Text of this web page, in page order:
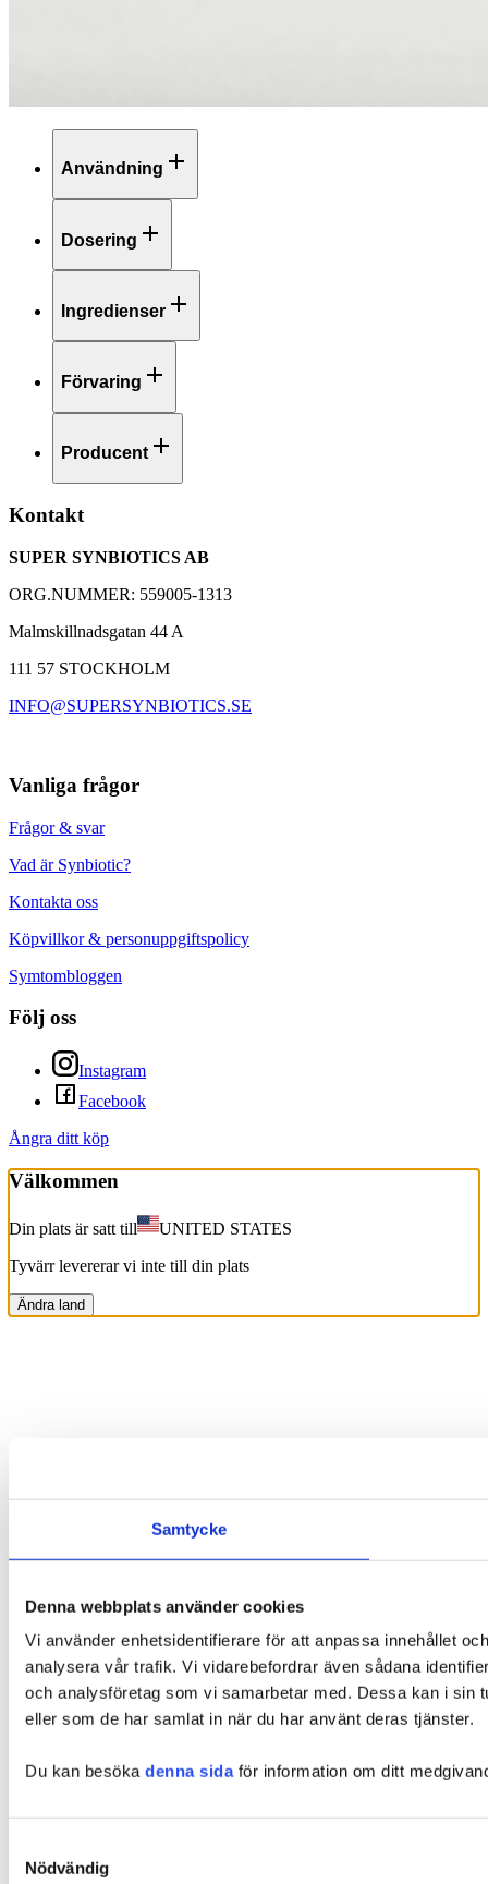
Samtycke
Denna webbplats använder cookies
Vi använder enhetsidentifierare för att anpassa innehållet
analysera vår trafik. Vi vidarebefordrar även sådana
och analysföretag som vi samarbetar med. Dessa kan i sin
eller som de har samlat in när du har använt deras tjänster.
Du kan besöka denna sidaför information om ditt
Nödvändig
Användning
Dosering
Ingredienser
Förvaring
Producent
Kontakt
SUPER SYNBIOTICS AB
ORG.NUMMER: 559005-1313
Malmskillnadsgatan 44 A
111 57 STOCKHOLM
INFO@SUPERSYNBIOTICS.SE
Vanliga frågor
Frågor & svar
Vad är Synbiotic?
Kontakta oss
Köpvillkor & personuppgiftspolicy
Symtombloggen
Följ oss
Instagram
Facebook
Ångra ditt köp
Välkommen
Din plats är satt till
UNITED STATES
Tyvärr levererar vi inte till din plats
Ändra land